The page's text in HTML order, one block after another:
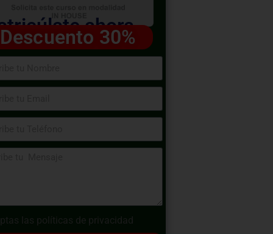
ahora
Descuento 30%